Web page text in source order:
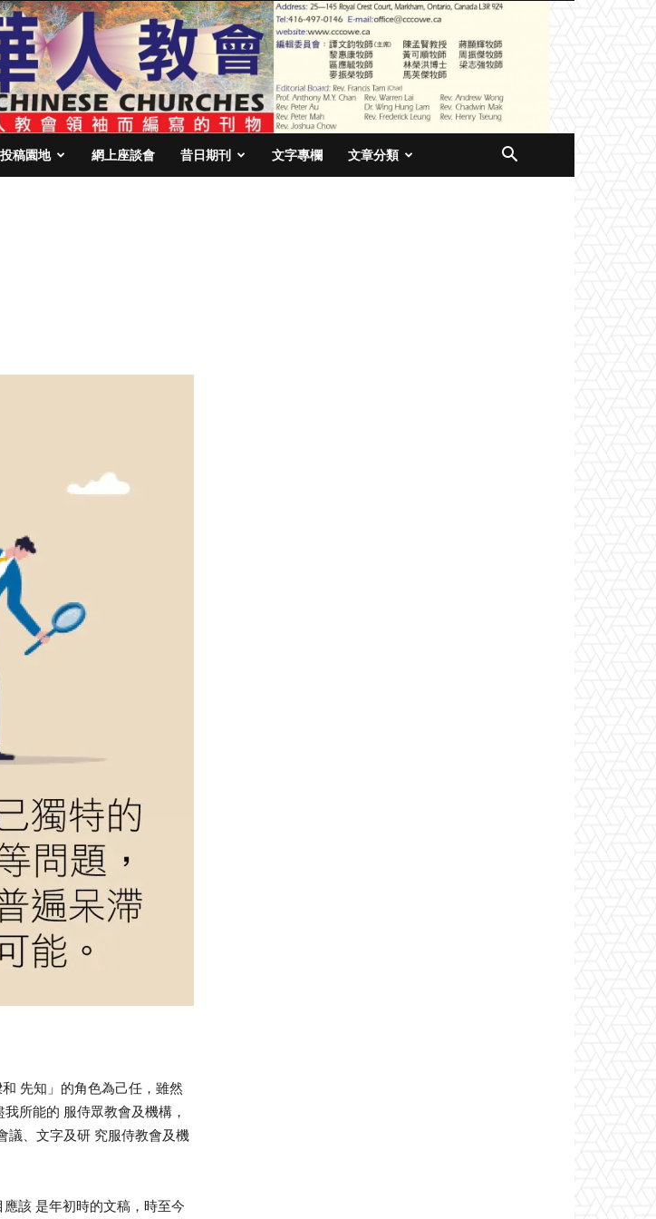
稿園地 網上座談會 昔日期刊 文字專欄 文章分類
先知」的角色為己任，雖然
所能的 服侍眾教會及機構，
議、文字及研 究服侍教會及機
該 是年初時的文稿，時至今